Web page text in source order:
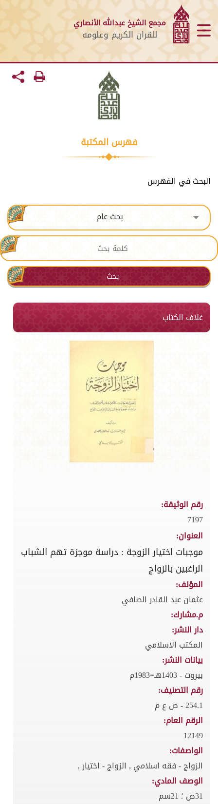
مجمع الشيخ عبدالله الأنصاري
للقران الكريم وعلومه
فهرس المكتبة
البحث في الفهرس
بحث عام
بحث
غلاف الكتاب
رقم الوثيقة:
7197
العنوان:
موجبات اختيار الزوجة : دراسة موجزة تهم الشباب
الراغبين بالزواج
المؤلف:
عثمان عبد القادر الصافي
م.مشارك:
دار النشر:
المكتب الاسلامي
بيانات النشر:
بيروت - 1403هـ=1983م
رقم التصنيف:
254.1 - ص ع م
الرقم العام:
12149
الواصفات:
الزواج - فقه اسلامي , الزواج - اختيار ,
الوصف المادي:
31ص ؛ 21سم